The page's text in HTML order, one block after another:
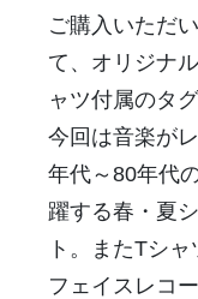
ご購入いただ
て、オリジナ
ャツ付属のタ
今回は音楽が
年代～80年代
躍する春・夏
ト。またTシ
フェイスレコ